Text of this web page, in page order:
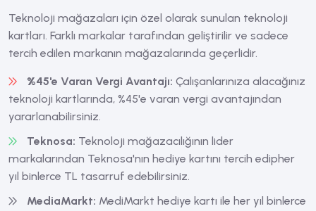
Teknoloji mağazaları için özel olarak sunulan teknoloji
kartları. Farklı markalar tarafından geliştirilir ve sadece
tercih edilen markanın mağazalarında geçerlidir.
%45'e Varan Vergi Avantajı: Çalışanlarınıza alacağınız
teknoloji kartlarında, %45'e varan vergi avantajından
yararlanabilirsiniz.
Teknosa: Teknoloji mağazacılığının lider
markalarından Teknosa'nın hediye kartını tercih edipher
yıl binlerce TL tasarruf edebilirsiniz.
MediaMarkt: MediMarkt hediye kartı ile her yıl binlerce